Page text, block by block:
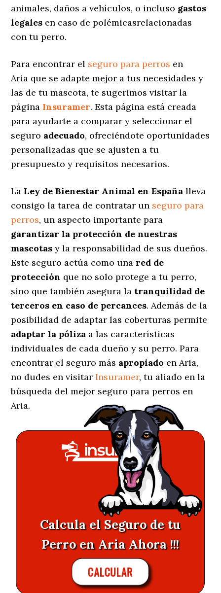
animales, daños a vehículos, o incluso gastos
legales en caso de polémicasrelacionadas
con tu perro.
Para encontrar el seguro para perros en
Aria que se adapte mejor a tus necesidades y
las de tu mascota, te sugerimos visitar la
página Insuramer. Esta página está creada
para ayudarte a comparar y seleccionar el
seguro adecuado, ofreciéndote oportunidades
personalizadas que se ajusten a tu
presupuesto y requisitos necesarios.
La Ley de Bienestar Animal en España lleva
consigo la tarea de contratar un seguro para
perros, un aspecto importante para
garantizar la protección de nuestras
mascotas y la responsabilidad de sus dueños.
Este seguro actúa como una red de
protección que no solo protege a tu perro,
sino que también asegura la tranquilidad de
terceros en caso de percances. Además de la
posibilidad de adaptar las coberturas permite
adaptar la póliza a las características
individuales de cada dueño y su perro. Para
encontrar el seguro más apropiado en Aria,
no dudes en visitarInsuramer, tu aliado en la
búsqueda del mejor seguro para perros en
Aria.
Calcula el Seguro de tu
Perro en Aria Ahora !!!
CALCULAR